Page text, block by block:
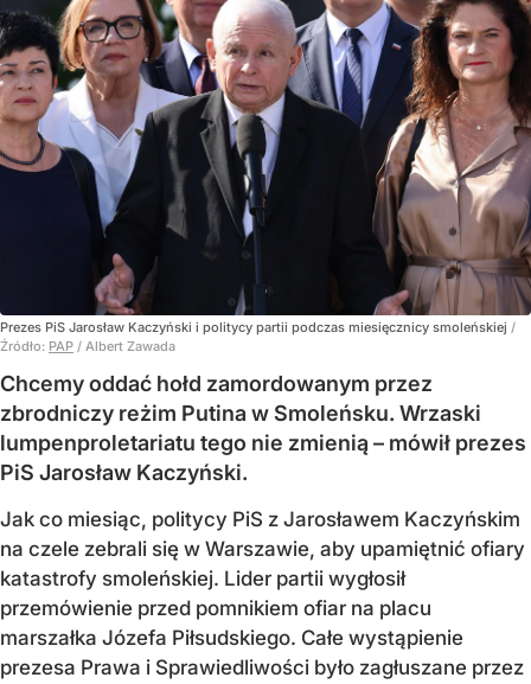
Prezes PiS Jarosław Kaczyński i politycy partii podczas miesięcznicy smoleńskiej /
Źródło: PAP / Albert Zawada
Chcemy oddać hołd zamordowanym przez
zbrodniczy reżim Putina w Smoleńsku. Wrzaski
lumpenproletariatu tego nie zmienią – mówił prezes
PiS Jarosław Kaczyński.
Jak co miesiąc, politycy PiS z Jarosławem Kaczyńskim
na czele zebrali się w Warszawie, aby upamiętnić ofiary
katastrofy smoleńskiej. Lider partii wygłosił
przemówienie przed pomnikiem ofiar na placu
marszałka Józefa Piłsudskiego. Całe wystąpienie
prezesa Prawa i Sprawiedliwości było zagłuszane przez